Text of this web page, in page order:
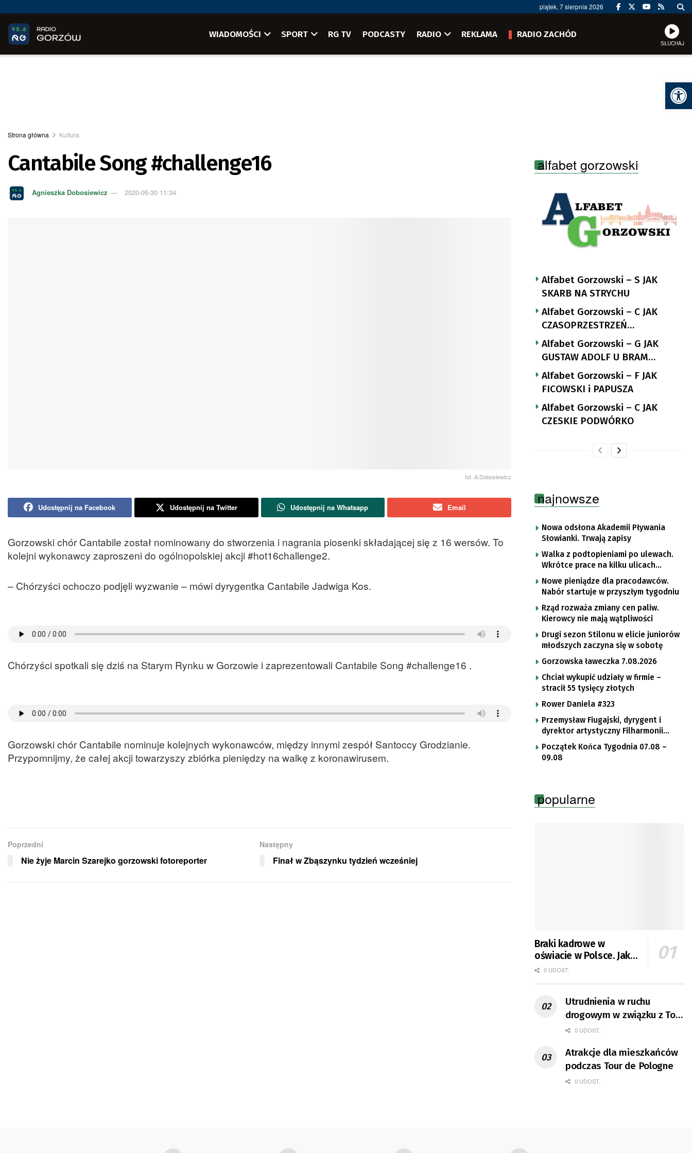
piątek, 7 sierpnia 2026
WIADOMOŚCI SPORT RG TV PODCASTY RADIO REKLAMA RADIO ZACHÓD
SŁUCHAJ
Strona główna Kultura
Cantabile Song #challenge16
Agnieszka Dobosiewicz 2020-05-30 11:34
fot. A.Dobosiewicz
Udostępnij na Facebook Udostępnij na Twitter Udostępnij na Whatsapp Email
Gorzowski chór Cantabile został nominowany do stworzenia i nagrania piosenki składającej się z 16 wersów. To
kolejni wykonawcy zaproszeni do ogólnopolskiej akcji #hot16challenge2.
– Chórzyści ochoczo podjęli wyzwanie – mówi dyrygentka Cantabile Jadwiga Kos.
Chórzyści spotkali się dziś na Starym Rynku w Gorzowie i zaprezentowali Cantabile Song #challenge16 .
Gorzowski chór Cantabile nominuje kolejnych wykonawców, między innymi zespół Santoccy Grodzianie.
Przypomnijmy, że całej akcji towarzyszy zbiórka pieniędzy na walkę z koronawirusem.
Poprzedni
Nie żyje Marcin Szarejko gorzowski fotoreporter
Następny
Finał w Zbąszynku tydzień wcześniej
alfabet gorzowski
Alfabet Gorzowski – S JAK
SKARB NA STRYCHU
Alfabet Gorzowski – C JAK
CZASOPRZESTRZEŃ
NUTTGENSA
Alfabet Gorzowski – G JAK
GUSTAW ADOLF U BRAM
LANDSBERGA
Alfabet Gorzowski – F JAK
FICOWSKI i PAPUSZA
Alfabet Gorzowski – C JAK
CZESKIE PODWÓRKO
najnowsze
Nowa odsłona Akademii Pływania
Słowianki. Trwają zapisy
Walka z podtopieniami po ulewach.
Wkrótce prace na kilku ulicach
Gorzowa
Nowe pieniądze dla pracodawców.
Nabór startuje w przyszłym tygodniu
Rząd rozważa zmiany cen paliw.
Kierowcy nie mają wątpliwości
Drugi sezon Stilonu w elicie juniorów
młodszych zaczyna się w sobotę
Gorzowska ławeczka 7.08.2026
Chciał wykupić udziały w firmie –
stracił 55 tysięcy złotych
Rower Daniela #323
Przemysław Fiugajski, dyrygent i
dyrektor artystyczny Filharmonii
Gorzowskiej
Początek Końca Tygodnia 07.08 –
09.08
popularne
Braki kadrowe w
oświacie w Polsce. Jak
jest w Gorzowie?
0 UDOST.
Utrudnienia w ruchu
drogowym w związku z Tour
de Pologne
0 UDOST.
Atrakcje dla mieszkańców
podczas Tour de Pologne
0 UDOST.